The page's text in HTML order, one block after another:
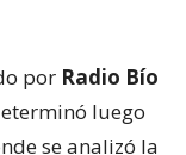
por Radio Bío
luego
se analizó la